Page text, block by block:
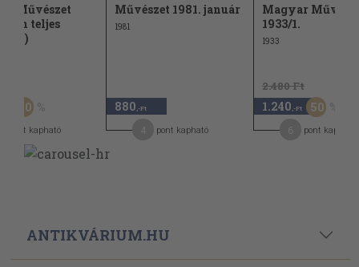
Művészet
teljes
50
pont kapható
Művészet 1981. január
1981
880 ,-Ft
pont kapható
Magyar
1933/1.
1933
2.480 Ft
1.240 ,-Ft 50
pont kapható
ANTIKVÁRIUM.HU